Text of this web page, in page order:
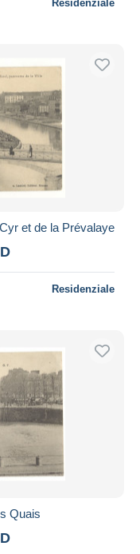
Residenziale
et de la Prévalaye
Residenziale
Quais